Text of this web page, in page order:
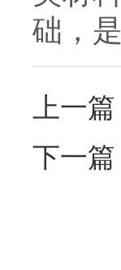
础，
上一篇
下一篇